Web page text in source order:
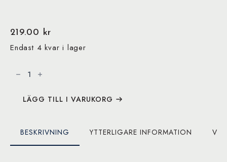
219.00 kr
Endast 4 kvar i lager
Neighbor
Totoro:
mängdLÄGG TILL I VARUKORG
BESKRIVNING YTTERLIGARE INFORMATION